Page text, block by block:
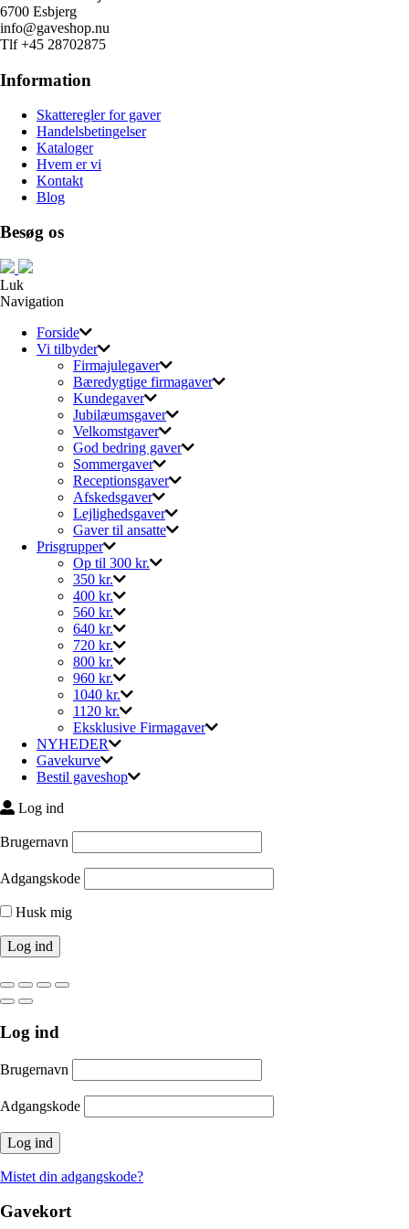
6700 Esbjerg
info@gaveshop.nu
Tlf +45 28702875
Information
Skatteregler for gaver
Handelsbetingelser
Kataloger
Hvem er vi
Kontakt
Blog
Besøg os
Luk
Navigation
Forside
Vi tilbyder
Firmajulegaver
Bæredygtige firmagaver
Kundegaver
Jubilæumsgaver
Velkomstgaver
God bedring gaver
Sommergaver
Receptionsgaver
Afskedsgaver
Lejlighedsgaver
Gaver til ansatte
Prisgrupper
Op til 300 kr.
350 kr.
400 kr.
560 kr.
640 kr.
720 kr.
800 kr.
960 kr.
1040 kr.
1120 kr.
Eksklusive Firmagaver
NYHEDER
Gavekurve
Bestil gaveshop
Log ind
Brugernavn
Adgangskode
Husk mig
Log ind
Brugernavn
Adgangskode
Mistet din adgangskode?
Gavekort